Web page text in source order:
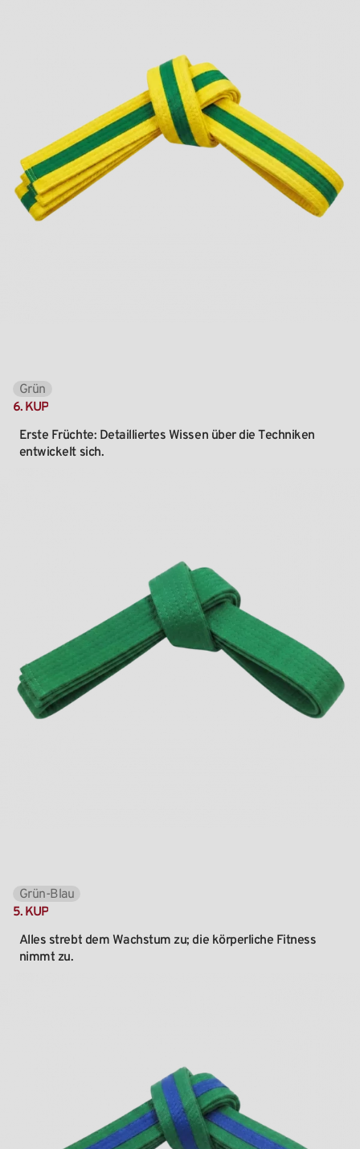
Grün
6. KUP
Erste Früchte: Detailliertes Wissen überdie Techniken
entwickelt sich.
Grün-Blau
5. KUP
Alles strebt dem Wachstum zu; die körperliche Fitness
nimmt zu.